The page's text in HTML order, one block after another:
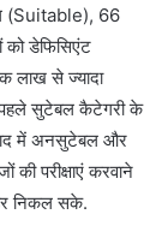
(Suitable), 66
डेफिसिएंट
लाख से ज्यादा
पहले सुटेबल कैटेगरी के
बाद में अनसुटेबल और
परीक्षाएं करवाने
निकल सके.